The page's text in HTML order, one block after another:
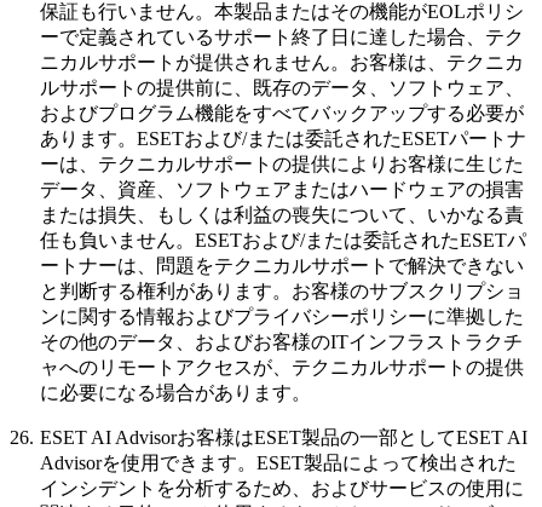
保証も行いません。本製品またはその機能がEOLポリシ
ーで定義されているサポート終了日に達した場合、テク
ニカルサポートが提供されません。お客様は、テクニカ
ルサポートの提供前に、既存のデータ、ソフトウェア、
およびプログラム機能をすべてバックアップする必要が
あります。ESETおよび/または委託されたESETパートナ
ーは、テクニカルサポートの提供によりお客様に生じた
データ、資産、ソフトウェアまたはハードウェアの損害
または損失、もしくは利益の喪失について、いかなる責
任も負いません。ESETおよび/または委託されたESETパ
ートナーは、問題をテクニカルサポートで解決できない
と判断する権利があります。お客様のサブスクリプショ
ンに関する情報およびプライバシーポリシーに準拠した
その他のデータ、およびお客様のITインフラストラクチ
ャへのリモートアクセスが、テクニカルサポートの提供
に必要になる場合があります。
26. ESET AI Advisorお客様はESET製品の一部としてESET AI
Advisorを使用できます。ESET製品によって検出された
インシデントを分析するため、およびサービスの使用に